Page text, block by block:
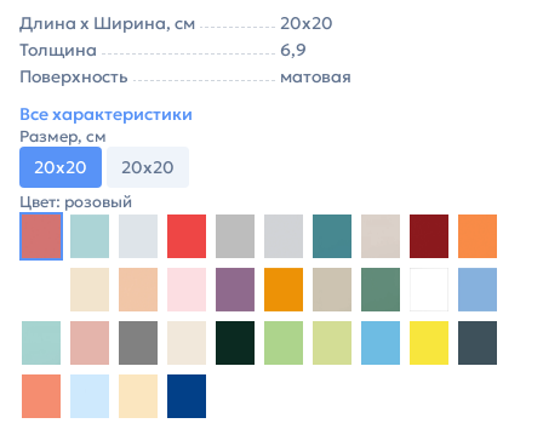
Длина х Ширина, см
20х20
Толщина
6,9
Поверхность
матовая
Все характеристики
Размер, см
20х20 20х20
Цвет: розовый